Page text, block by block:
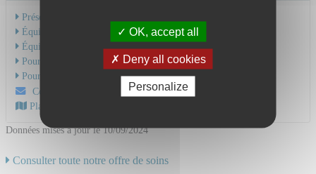
Présentation de l'activité
Équipe Médicale
Équipe Soignante
Pour une hospitalisation
Pour une consultation
Contactez-nous par mail
Plan d'accès au CHU
Données mises à jour le 10/09/2024
Consulter toute notre offre de soins
OK, accept all
Deny all cookies
Personalize